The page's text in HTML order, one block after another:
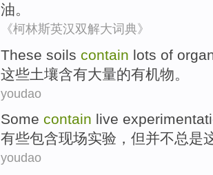
油。
《柯林斯英汉双解大词典》
These soils contain lots of
这些土壤含有大量的有机物 。
youdao
Some contain live
有些包含现场实验 ， 但并不总是
youdao